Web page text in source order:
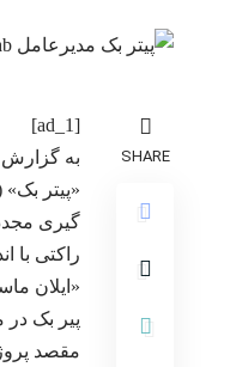
SHARE
[ad_1]
به
راکتی با
«ایلان
پیر بک در